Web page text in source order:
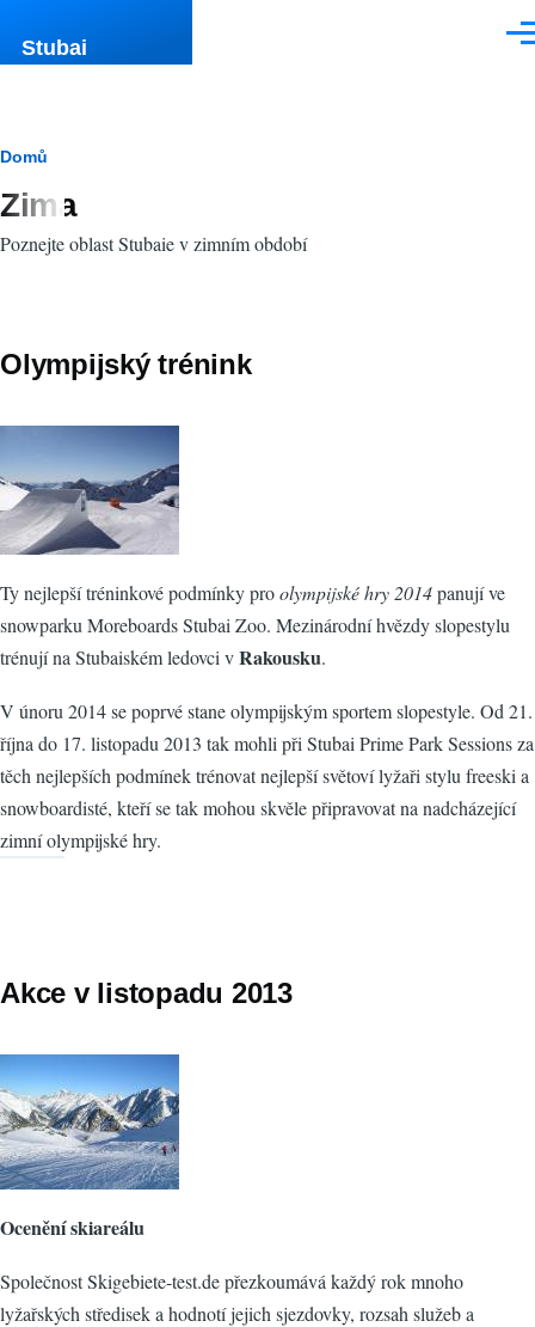
Stubai
Drobečková
navigace
Domů
Zima
Poznejte oblast Stubaie v zimním období
Olympijský trénink
Ty nejlepší tréninkové podmínky proolympijské hry 2014panují ve
snowparku Moreboards Stubai Zoo. Mezinárodní hvězdy slopestylu
trénují na Stubaiském ledovci vRakousku.
V únoru 2014 se poprvé stane olympijským sportem slopestyle. Od 21.
října do 17. listopadu 2013 tak mohli při Stubai Prime Park Sessions za
těch nejlepších podmínek trénovat nejlepší světoví lyžaři stylu freeski a
snowboardisté, kteří se tak mohou skvěle připravovat na nadcházející
zimní olympijské hry.
Akce v listopadu 2013
Ocenění skiareálu
Společnost Skigebiete-test.de přezkoumává každý rok mnoho
lyžařských středisek a hodnotí jejich sjezdovky, rozsah služeb a